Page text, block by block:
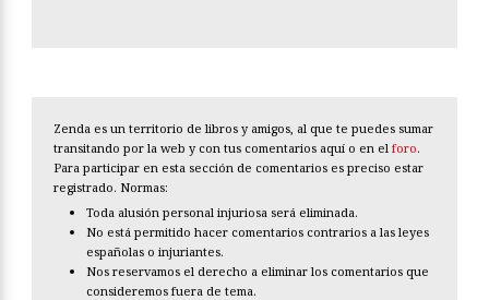
Zenda es un territorio de libros y amigos, al que te puedes sumar
transitando por la web y con tus comentarios aquí o en el foro.
Para participar en esta sección de comentarios es preciso estar
registrado. Normas:
Toda alusión personal injuriosa será eliminada.
No está permitido hacer comentarios contrarios a las leyes
españolas o injuriantes.
Nos reservamos el derecho a eliminar los comentarios que
consideremos fuera de tema.